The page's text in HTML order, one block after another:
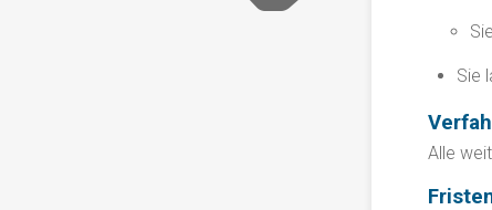
Sie
Alle